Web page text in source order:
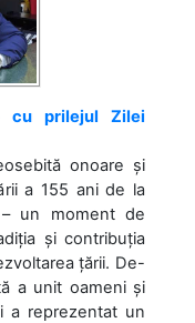
cu prilejul Zilei
onoare și
a 155 ani de la
un moment de
și contribuția
țării. De-
a unit oameni și
a reprezentat un